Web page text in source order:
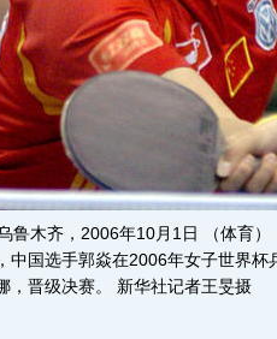
鲁木齐，2006年10月1日 （体育
中国选手郭焱在2006年女子世界
，晋级决赛。 新华社记者王旻摄